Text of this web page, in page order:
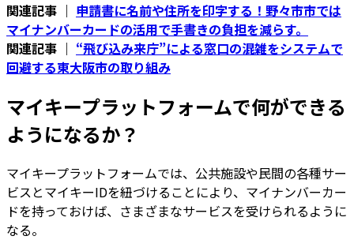
関連記事 ｜ 申請書に名前や住所を印字する！野々市市では
マイナンバーカードの活用で手書きの負担を減らす。
関連記事 ｜ “飛び込み来庁”による窓口の混雑をシステムで
回避する東大阪市の取り組み
マイキープラットフォームで何ができる
ようになるか？
マイキープラットフォームでは、公共施設や民間の各種サー
ビスとマイキーIDを紐づけることにより、マイナンバーカー
ドを持っておけば、さまざまなサービスを受けられるように
なる。